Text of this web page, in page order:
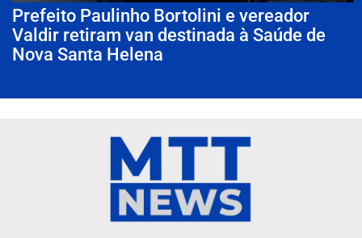
Prefeito Paulinho Bortolini e vereador
Valdir retiram van destinada à Saúde de
Nova Santa Helena